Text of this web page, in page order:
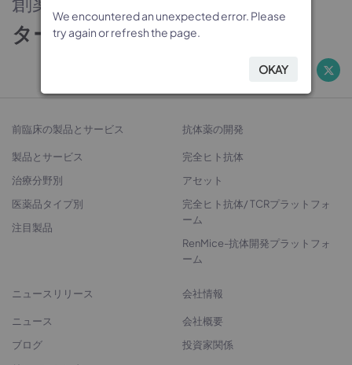
ターゲットから治療法開発へ
前臨床の製品とサービス
製品とサービス
治療分野別
医薬品タイプ別
注目製品
抗体薬の開発
完全ヒト抗体
アセット
完全ヒト抗体/ TCRプラットフォ
ーム
RenMice-抗体開発プラットフォ
ーム
ニュースリリース
ニュース
ブログ
会社情報
会社概要
投資家関係
We encountered an unexpected error. Please
try again or refresh the page.
OKAY
We encountered an unexpected error. Please
try again or refresh the page.
OKAY
We encountered an unexpected error. Please
try again or refresh the page.
OKAY
We encountered an unexpected error. Please
try again or refresh the page.
OKAY